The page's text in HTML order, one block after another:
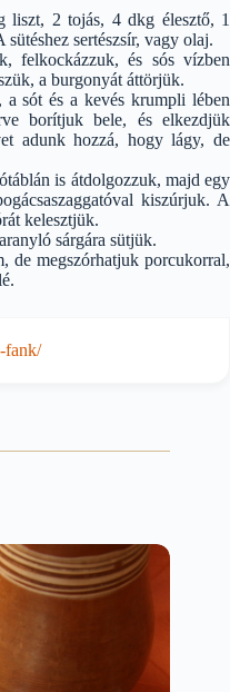
2 tojás, 4 dkg élesztő, 1
sertészsír, vagy olaj.
felkockázzuk, és sós vízben
a burgonyát áttörjük.
sót és a kevés krumpli lében
borítjuk bele, és elkezdjük
adunk hozzá, hogy lágy, de
is átdolgozzuk, majd egy
kiszúrjuk. A
kelesztjük.
sárgára sütjük.
de megszórhatjuk porcukorral,
fank/